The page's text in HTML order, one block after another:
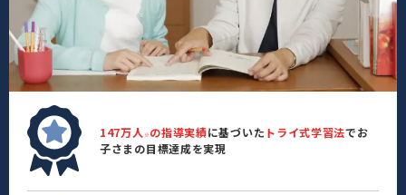
147万人 ※ の指導実績に基づいた トライ式学習法でお
子さまの目標達成を実現